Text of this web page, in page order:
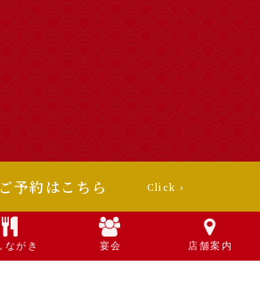
ご予約はこちら Click ›